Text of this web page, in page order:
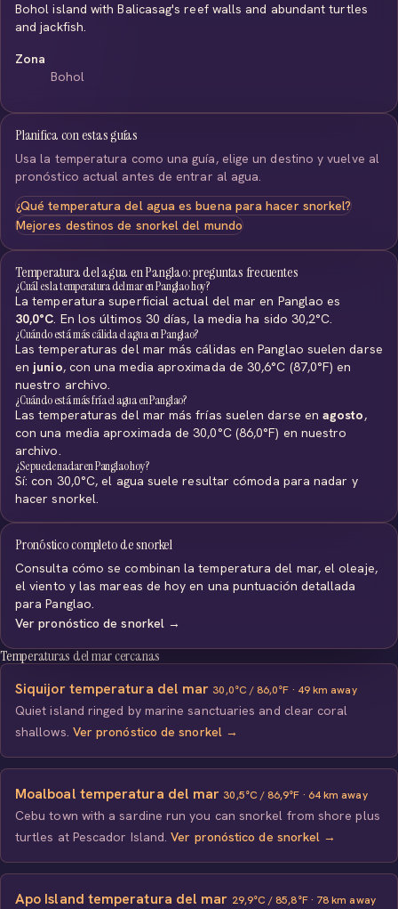
Bohol island with Balicasag's reef walls and abundant turtles
and jackfish.
Zona
Bohol
Planifica con estas guías
Usa la temperatura como una guía, elige un destino y vuelve al
pronóstico actual antes de entrar al agua.
¿Qué temperatura del agua es buena para hacer snorkel?
Mejores destinos de snorkel del mundo
Temperatura del agua en Panglao: preguntas frecuentes
¿Cuál es la temperatura del mar en Panglao hoy?
La temperatura superficial actual del mar en Panglao es
30,0°C. En los últimos 30 días, la media ha sido 30,2°C.
¿Cuándo está más cálida el agua en Panglao?
Las temperaturas del mar más cálidas en Panglao suelen darse
en junio, con una media aproximada de 30,6°C (87,0°F) en
nuestro archivo.
¿Cuándo está más fría el agua en Panglao?
Las temperaturas del mar más frías suelen darse enagosto,
con una media aproximada de 30,0°C (86,0°F) en nuestro
archivo.
¿Se puede nadar en Panglao hoy?
Sí: con 30,0°C, el agua suele resultar cómoda para nadar y
hacer snorkel.
Pronóstico completo de snorkel
Consulta cómo se combinan la temperatura del mar, el oleaje,
el viento y las mareas de hoy en una puntuación detallada
para Panglao.
Ver pronóstico de snorkel →
Temperaturas del mar cercanas
Siquijor temperatura del mar 30,0°C / 86,0°F · 49 km away
Quiet island ringed by marine sanctuaries and clear coral
shallows. Ver pronóstico de snorkel →
Moalboal temperatura del mar 30,5°C / 86,9°F · 64 km away
Cebu town with a sardine run you can snorkel from shore plus
turtles at Pescador Island. Ver pronóstico de snorkel →
Apo Island temperatura del mar 29,9°C / 85,8°F · 78 km away